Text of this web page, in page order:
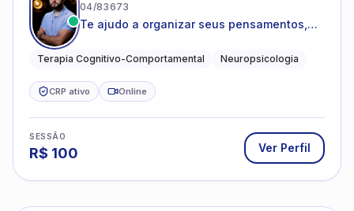
04/83673
Te ajudo a organizar seus pensamentos,
clareza e sentido, com uma terapia
Terapia Cognitivo-Comportamental Neuropsicologia
CRP ativo Online
SESSÃO
R$ 100 Ver Perfil